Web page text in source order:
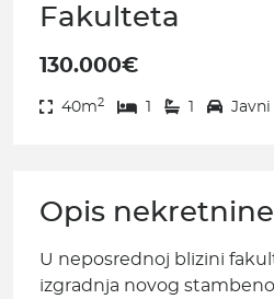
Fakulteta
130.000€
40m2 1 1 Javni
Opis nekretnine
U neposrednoj blizini
izgradnja novog